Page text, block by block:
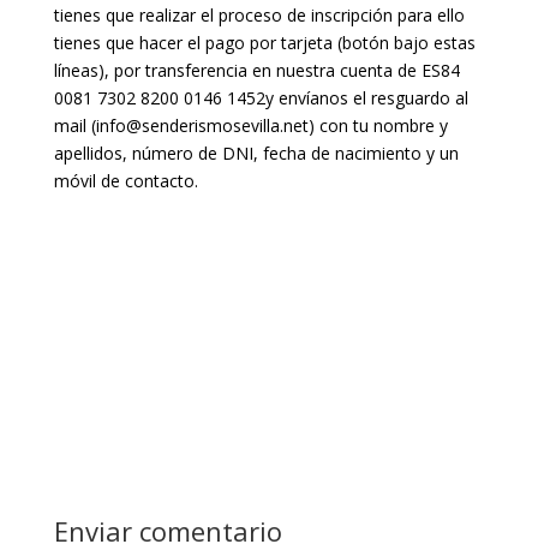
tienes que realizar el proceso de inscripción para ello
tienes que hacer el pago por tarjeta (botón bajo estas
líneas), por transferencia en nuestra cuenta de ES84
0081 7302 8200 0146 1452y envíanos el resguardo al
mail (info@senderismosevilla.net) con tu nombre y
apellidos, número de DNI, fecha de nacimiento y un
móvil de contacto.
Enviar comentario